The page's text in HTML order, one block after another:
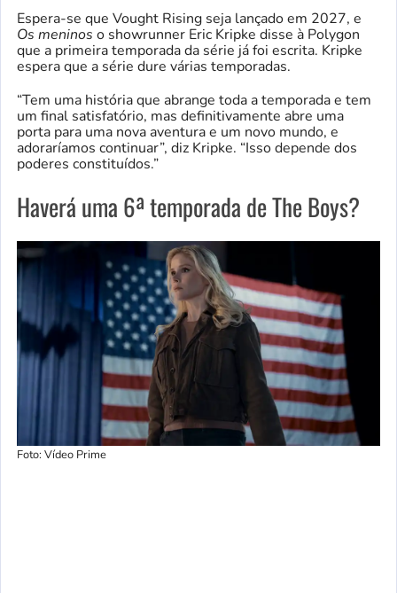
Espera-se que Vought Rising seja lançado em 2027, e
Os meninos o showrunner Eric Kripke disse à Polygon
que a primeira temporada da série já foi escrita. Kripke
espera que a série dure várias temporadas.
“Tem uma história que abrange toda a temporada e tem
um final satisfatório, mas definitivamente abre uma
porta para uma nova aventura e um novo mundo, e
adoraríamos continuar”, diz Kripke. “Isso depende dos
poderes constituídos.”
Haverá uma 6ª temporada de The Boys?
Foto: Vídeo Prime